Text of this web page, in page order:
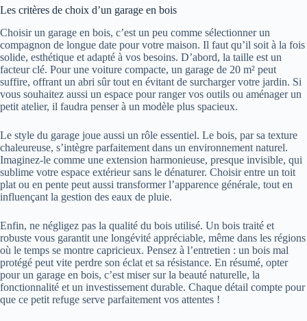
Les critères de choix d’un garage en bois
Choisir un garage en bois, c’est un peu comme sélectionner un
compagnon de longue date pour votre maison. Il faut qu’il soit à la fois
solide, esthétique et adapté à vos besoins. D’abord, la taille est un
facteur clé. Pour une voiture compacte, un garage de 20 m² peut
suffire, offrant un abri sûr tout en évitant de surcharger votre jardin. Si
vous souhaitez aussi un espace pour ranger vos outils ou aménager un
petit atelier, il faudra penser à un modèle plus spacieux.
Le style du garage joue aussi un rôle essentiel. Le bois, par sa texture
chaleureuse, s’intègre parfaitement dans un environnement naturel.
Imaginez-le comme une extension harmonieuse, presque invisible, qui
sublime votre espace extérieur sans le dénaturer. Choisir entre un toit
plat ou en pente peut aussi transformer l’apparence générale, tout en
influençant la gestion des eaux de pluie.
Enfin, ne négligez pas la qualité du bois utilisé. Un bois traité et
robuste vous garantit une longévité appréciable, même dans les régions
où le temps se montre capricieux. Pensez à l’entretien : un bois mal
protégé peut vite perdre son éclat et sa résistance. En résumé, opter
pour un garage en bois, c’est miser sur la beauté naturelle, la
fonctionnalité et un investissement durable. Chaque détail compte pour
que ce petit refuge serve parfaitement vos attentes !